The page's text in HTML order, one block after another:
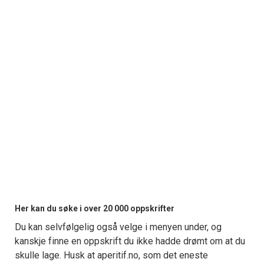
Her kan du søke i over 20 000 oppskrifter
Du kan selvfølgelig også velge i menyen under, og
kanskje finne en oppskrift du ikke hadde drømt om at du
skulle lage. Husk at aperitif.no, som det eneste